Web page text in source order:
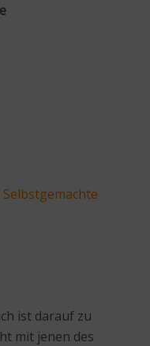
Selbstgemachte
ist darauf zu
mit jenen des